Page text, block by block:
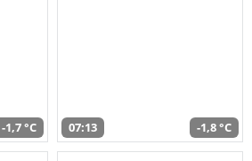
-1,7 °C 07:13 -1,8 °C